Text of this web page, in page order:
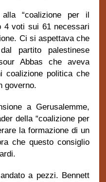
“coalizione per il
4 voti sui 61 necessari
Ci si aspettava che
partito palestinese
Abbas che aveva
coalizione politica che
governo.
a Gerusalemme,
della “coalizione per
la formazione di un
che questo consiglio
a pezzi. Bennett